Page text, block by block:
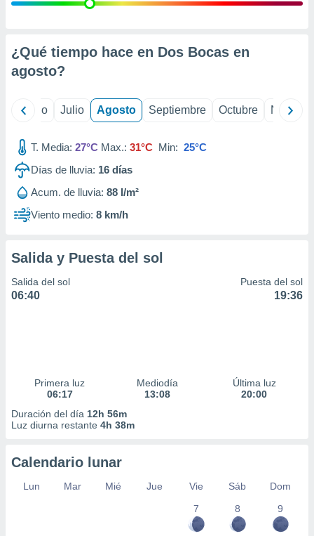
e
mediante
de
1199
¿Qué tiempo hace en Dos Bocas en
agosto?
Junio Julio Agosto Septiembre Octubre
T. Media: 27°C Max.: 31°C Min: 25°C
Días de lluvia: 16 días
Acum. de lluvia: 88 l/m²
Viento medio: 8 km/h
Salida y Puesta del sol
Salida del sol
06:40
Puesta del sol
19:36
Primera luz
06:17
Mediodía
13:08
Última luz
20:00
Duración del día 12h 56m
Luz diurna restante 4h 38m
Calendario lunar
Lun Mar Mié Jue Vie Sáb
Dom
7
8 9